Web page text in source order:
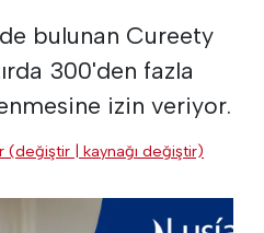
bulunan Cureety
300'den fazla
izin veriyor.
(değiştir | kaynağı değiştir)